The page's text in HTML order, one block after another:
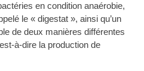
en condition anaérobie,
le « digestat », ainsi qu’un
de deux manières différentes
à-dire la production de